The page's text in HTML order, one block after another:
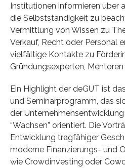
Institutionen informieren über
die Selbstständigkeit zu
Vermittlung von Wissen zu
Verkauf, Recht oder Personal
vielfältige Kontakte zu
Gründungsexperten,
Ein Highlight der deGUT ist
und Seminarprogramm, das
der Unternehmensentwicklung
“Wachsen” orientiert. Die
Entwicklung tragfähiger
moderne Finanzierungs- und
wie Crowdinvesting oder